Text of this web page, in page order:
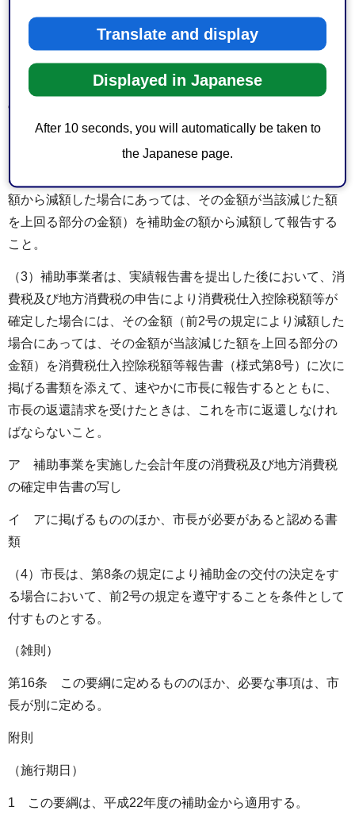
Translate and display
Displayed in Japanese
After 10 seconds, you will automatically be taken to
the Japanese page.
は、この限りでない。
（2）第8条の規定により補助金の交付の決定を受けた者
（以下「補助事業者」という。）は、第12条の規定による
実績報告書（以下「実績報告書」という。）を提出するに
当たり、消費税仕入控除税額等が明らかになった場合に
は、その金額（前号の規定により補助金の交付の申請時に
おいて、補助金に係る消費税仕入控除税額等を補助金所要
額から減額した場合にあっては、その金額が当該減じた額
を上回る部分の金額）を補助金の額から減額して報告する
こと。
（3）補助事業者は、実績報告書を提出した後において、消
費税及び地方消費税の申告により消費税仕入控除税額等が
確定した場合には、その金額（前2号の規定により減額した
場合にあっては、その金額が当該減じた額を上回る部分の
金額）を消費税仕入控除税額等報告書（様式第8号）に次に
掲げる書類を添えて、速やかに市長に報告するとともに、
市長の返還請求を受けたときは、これを市に返還しなけれ
ばならないこと。
ア 補助事業を実施した会計年度の消費税及び地方消費税
の確定申告書の写し
イ アに掲げるもののほか、市長が必要があると認める書
類
（4）市長は、第8条の規定により補助金の交付の決定をす
る場合において、前2号の規定を遵守することを条件として
付すものとする。
（雑則）
第16条 この要綱に定めるもののほか、必要な事項は、市
長が別に定める。
附則
（施行期日）
1 この要綱は、平成22年度の補助金から適用する。